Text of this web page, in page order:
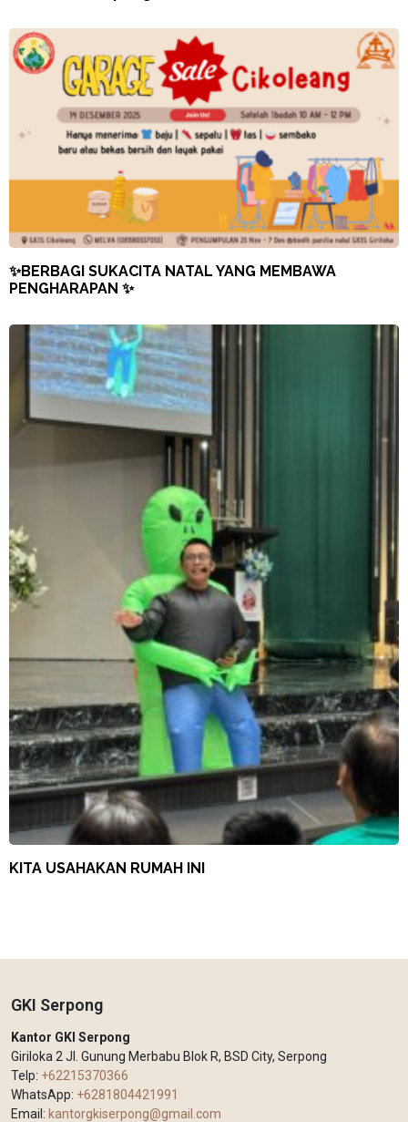
✨BERBAGI SUKACITA NATAL YANG MEMBAWA
PENGHARAPAN ✨
KITA USAHAKAN RUMAH INI
GKI Serpong
Kantor GKI Serpong
Giriloka 2 Jl. Gunung Merbabu Blok R, BSD City, Serpong
Telp: +62215370366
WhatsApp: +6281804421991
Email: kantorgkiserpong@gmail.com